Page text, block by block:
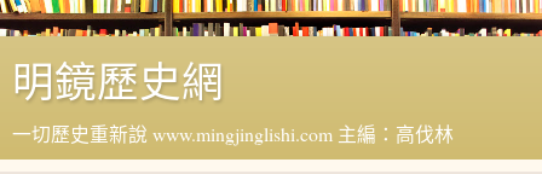
明鏡歷史網
一切歷史重新說 www.mingjinglishi.com 主編：高伐林